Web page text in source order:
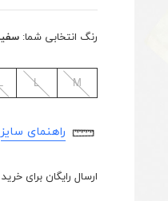
رنگ انتخابی شما:
M
L
راهنمای سایز
ارسال رایگان برای خرید بالای